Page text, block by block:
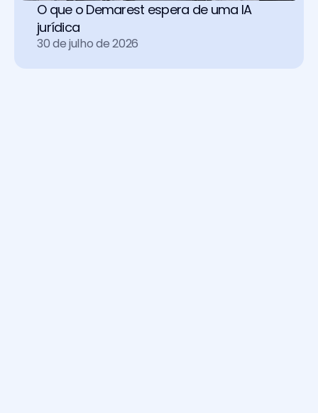
O que o Demarest espera de uma IA
jurídica
30 de julho de 2026